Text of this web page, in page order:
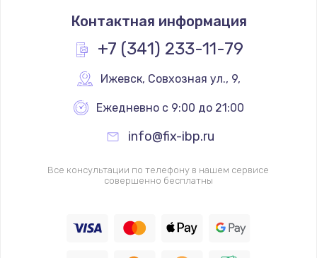
Контактная информация
+7 (341) 233-11-79
Ижевск, Совхозная ул., 9,
Ежедневно с 9:00 до 21:00
info@fix-ibp.ru
Все консультации по телефону в нашем сервисе
совершенно бесплатны